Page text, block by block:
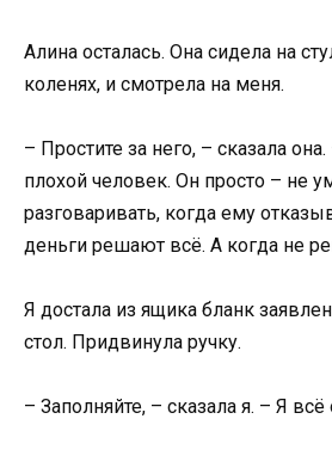
Алина осталась. Она сидела на
коленях, и смотрела на меня.
– Простите за него, – сказала
плохой человек. Он просто – не
разговаривать, когда ему
деньги решают всё. А когда не
Я достала из ящика бланк
стол. Придвинула ручку.
– Заполняйте, – сказала я. – Я